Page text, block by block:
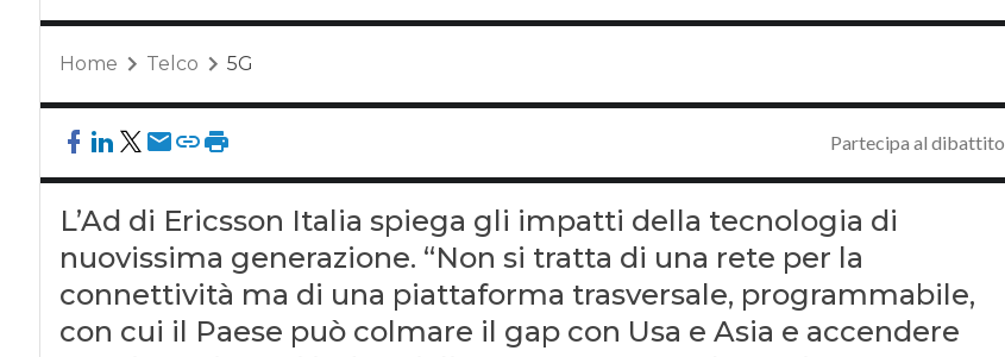
Home Telco 5G
Partecipa al dibattito
L’Ad di Ericsson Italia spiega gli impatti della tecnologia di
nuovissima generazione. “Non si tratta di una rete per la
connettività ma di una piattaforma trasversale, programmabile,
con cui il Paese può colmare il gap con Usa e Asia e accendere